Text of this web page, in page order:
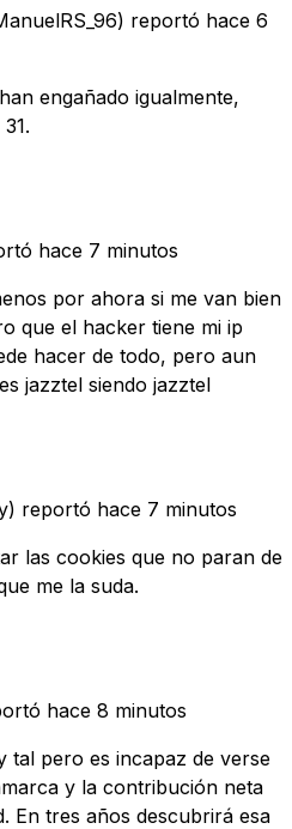
reportó hace 6
engañado igualmente,
hace 7 minutos
por ahora si me van bien
que el hacker tiene mi ip
hacer de todo, pero aun
jazztel siendo jazztel
reportó hace 7 minutos
las cookies que no paran de
me la suda.
hace 8 minutos
tal pero es incapaz de verse
y la contribución neta
En tres años descubrirá esa